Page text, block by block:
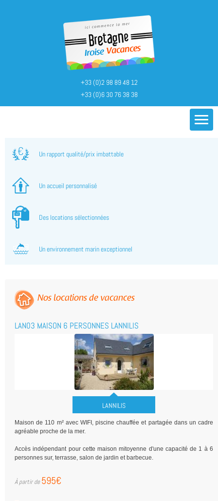
+33 (0)2 98 89 48 12
+33 (0)6 30 76 38 38
Un rapport qualité/prix imbattable
Un accueil personnalisé
Des locations sélectionnées
Un environnement marin exceptionnel
Nos locations de vacances
LAN03 MAISON 6 PERSONNES LANNILIS
LANNILIS
Maison de 110 m² avec WIFI, piscine chauffée et partagée dans un cadre
agréable proche de la mer.
Accès indépendant pour cette maison mitoyenne d'une capacité de 1 à 6
personnes sur, terrasse, salon de jardin et barbecue.
595€